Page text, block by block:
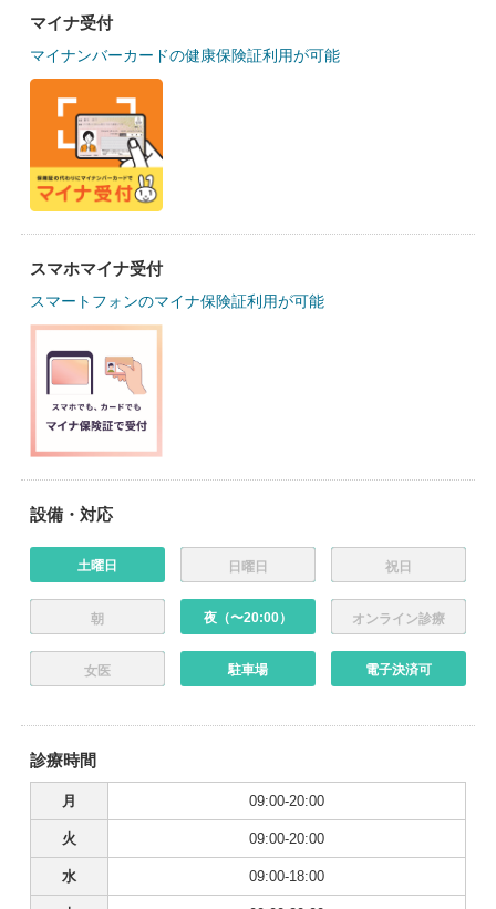
マイナ受付
マイナンバーカードの健康保険証利用が可能
スマホマイナ受付
スマートフォンのマイナ保険証利用が可能
設備・対応
土曜日 日曜日 祝日
朝 夜（〜20:00） オンライン診療
女医 駐車場 電子決済可
診療時間
月 09:00-20:00
火 09:00-20:00
水 09:00-18:00